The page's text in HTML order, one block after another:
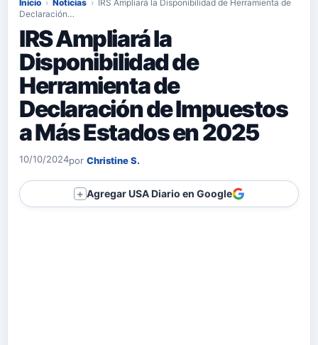
Inicio › Noticias › IRS Ampliará la Disponibilidad de Herramienta de
Declaración…
IRS Ampliará la
Disponibilidad de
Herramienta de
Declaración de Impuestos
a Más Estados en 2025
10/10/2024por Christine S.
＋ Agregar USA Diario en Google